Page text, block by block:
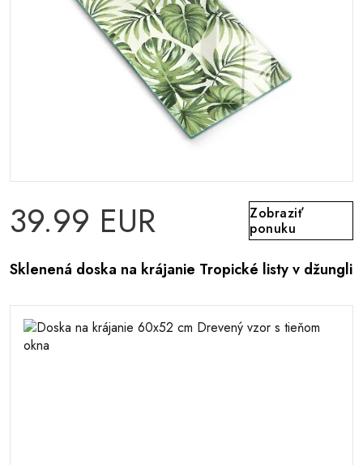
39.99 EUR
Zobraziť
ponuku
Sklenená doska na krájanie Tropické listy v džungli